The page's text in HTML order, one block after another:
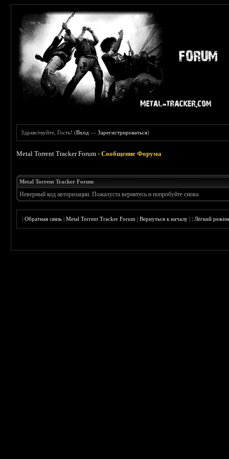
Здравствуйте, Гость! (Вход —Зарегистрироваться)
Metal Torrent Tracker Forum ›Сообщение Форума
Metal Torrent Tracker Forum
Неверный код авторизации. Пожалуста вернитесь и попробуйте снова.
|Обратная связь |Metal Torrent Tracker Forum |Вернуться к началу ||Лёгкий